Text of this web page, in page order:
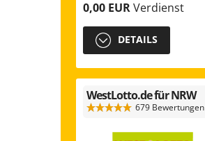
0,00 EURVerdienst
DETAILS
WestLotto.de für NRW
679 Bewertungen